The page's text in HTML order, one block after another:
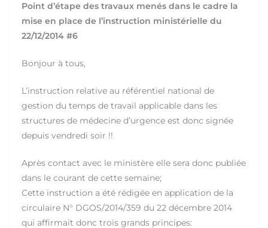
Point d’étape des travaux menés dans le cadre la
mise en place de l’instruction ministérielle du
22/12/2014 #6
Bonjour à tous,
L’instruction relative au référentiel national de
gestion du temps de travail applicable dans les
structures de médecine d’urgence est donc signée
depuis vendredi soir !!
Après contact avec le ministère elle sera donc publiée
dans le courant de cette semaine;
Cette instruction a été rédigée en application de la
circulaire N° DGOS/2014/359 du 22 décembre 2014
qui affirmait donc trois grands principes: